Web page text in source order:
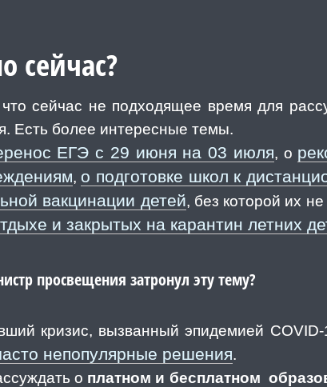
сейчас?
сейчас не подходящее время для
Есть более интересные темы.
ЕГЭ с 29 июня на 03 июля, о
,о подготовке школ к
вакцинации детей, без которой их
и закрытых на карантин летних
просвещения затронул эту тему?
кризис, вызванный эпидемией
непопулярные решения.
о платном и бесплатном